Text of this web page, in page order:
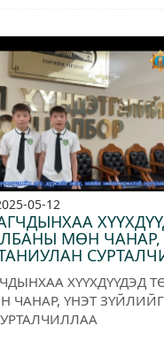
05-12
МӨН ЧАНАР,
ХҮҮХДҮҮДЭД
ЧАНАР, ҮНЭТ ЗҮЙЛИЙГ